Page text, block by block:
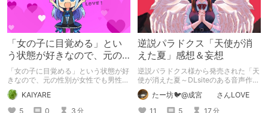
「女の子に目覚める」とい
う状態が好きなので、元の
性別が女性でも男性でも問
題ない話
「女の子に目覚める」という状態が好
きなので、元の性別が女性でも男性で
も問題ない話
KAIYARE
5
0 3 分
逆説パラドクス「天使が消
えた夏」感想＆妄想
逆説パラドクス様から発売された「天
使が消えた夏～DLsiteのある音声作品
について～」の感想です。 妄想も多
いです。たー坊🐦@成宮 さんLOVE
11
5 17分